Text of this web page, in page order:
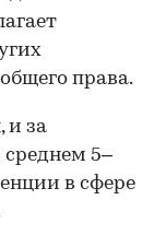
права.
и за
среднем 5–
в сфере